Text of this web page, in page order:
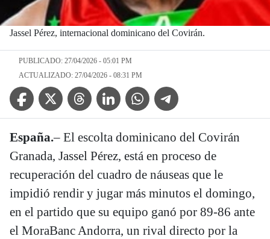
Jassel Pérez, internacional dominicano del Covirán.
PUBLICADO: 27/04/2026 - 05:01 PM
ACTUALIZADO: 27/04/2026 - 08:31 PM
Facebook IconTwitter IconThreads IconLinkedin IconWhatsApp IconTelegram Icon
España.– El escolta dominicano del Covirán
Granada, Jassel Pérez, está en proceso de
recuperación del cuadro de náuseas que le
impidió rendir y jugar más minutos el domingo,
en el partido que su equipo ganó por 89-86 ante
el MoraBanc Andorra, un rival directo por la